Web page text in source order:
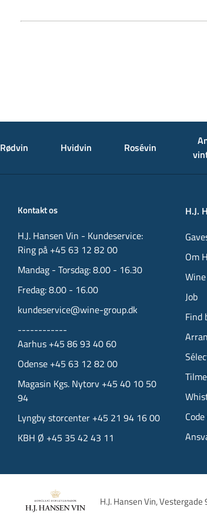
Rødvin Hvidvin Rosévin
Kontakt os
H.J. Hansen Vin - Kundeservice:
Ring på +45 63 12 82 00
Mandag - Torsdag: 8.00 - 16.30
Fredag: 8.00 - 16.00
kundeservice@wine-group.dk
------------
Aarhus +45 86 93 40 60
Odense +45 63 12 82 00
Magasin Kgs. Nytorv +45 40 10 50
94
Lyngby storcenter +45 21 94 16 00
KBH Ø +45 35 42 43 11
H.J.
Om
Job
Find
H.J. Hansen Vin, Vestergade